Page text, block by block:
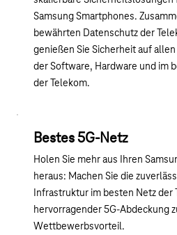
Samsung Smartphones.
bewährten Datenschutz der
genießen Sie Sicherheit auf
der Software, Hardware und im
der Telekom.
Bestes 5G-Netz
Holen Sie mehr aus Ihren
heraus: Machen Sie die
Infrastruktur im besten Netz der
hervorragender 5G-Abdeckung
Wettbewerbsvorteil.